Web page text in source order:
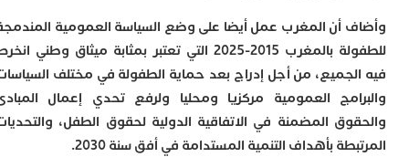
أن المغرب عمل أيضا على وضع السياسة العمومية المندمجة
للطفولة بالمغرب 2015-2025 التي تعتبر بمثابة ميثاق وطني انخرط
من أجل إدراج بعد حماية الطفولة في مختلف السياسات
العمومية مركزيا ومحليا ولرفع تحدي إعمال المبادئ
المضمنة في الاتفاقية الدولية لحقوق الطفل، والتحديات
بأهداف التنمية المستدامة في أفق سنة 2030.